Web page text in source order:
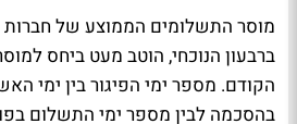
מוסר התשלומים הממוצע של
ברבעון הנוכחי, הוטב מעט ביחס
הקודם. מספר ימי הפיגור בין ימי